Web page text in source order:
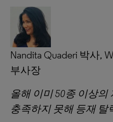
Nandita Quaderi 박사,
부사장
올해 이미50종 이상의
충족하지 못해 등재 탈